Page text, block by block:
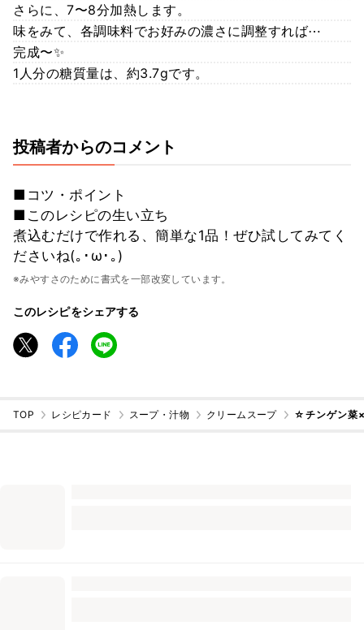
さらに、7〜8分加熱します。
味をみて、各調味料でお好みの濃さに調整すれば⋯
完成〜✨
1人分の糖質量は、約3.7gです。
投稿者からのコメント
■コツ・ポイント
■このレシピの生い立ち
煮込むだけで作れる、簡単な1品！ぜひ試してみてく
ださいね(｡･ω･｡)
※みやすさのために書式を一部改変しています。
このレシピをシェアする
TOP レシピカード スープ・汁物 クリームスープ ☆チンゲン菜